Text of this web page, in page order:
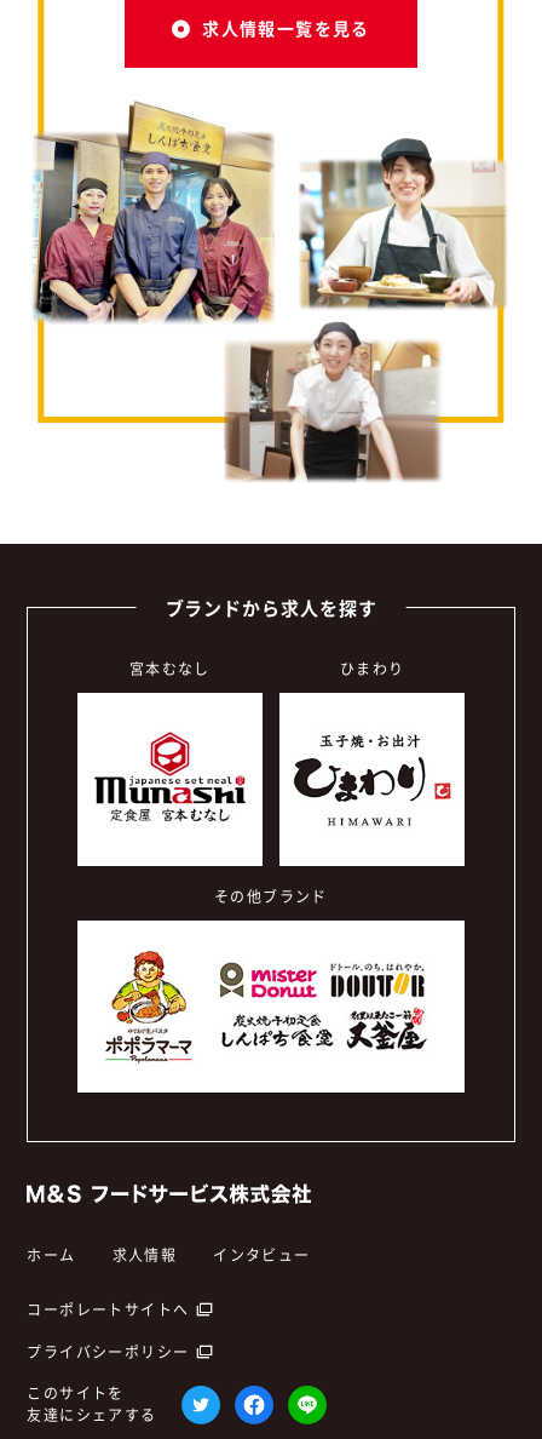
求人情報一覧を見る
ブランドから求人を探す
宮本むなし ひまわり
その他ブランド
ホーム 求人情報 インタビュー
コーポレートサイトへ
プライバシーポリシー
このサイトを
友達にシェアする